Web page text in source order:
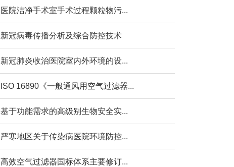
医院洁净手术室手术过程颗粒物污...
新冠病毒传播分析及综合防控技术
新冠肺炎收治医院室内外环境的设...
ISO 16890《一般通风用空气过滤器...
基于功能需求的高级别生物安全实...
严寒地区关于传染病医院环境防控...
高效空气过滤器国标体系主要修订...